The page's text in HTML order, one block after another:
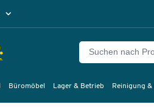
Büromöbel Lager & Betrieb Reinigung &